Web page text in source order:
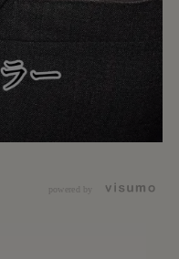
powered by